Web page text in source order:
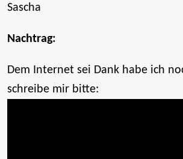
Sascha
Nachtrag:
Dem Internet sei Dank habe ich
schreibe mir bitte: